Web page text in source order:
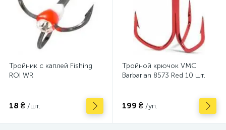
Тройник с каплей Fishing
ROI WR
18 ₴ /шт.
Тройной крючок VMC
Barbarian 8573 Red 10 шт.
199 ₴ /уп.